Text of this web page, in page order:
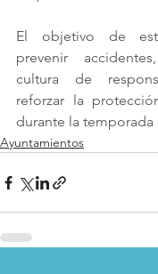
El objetivo de
prevenir
cultura de
reforzar la
durante la
Ayuntamientos